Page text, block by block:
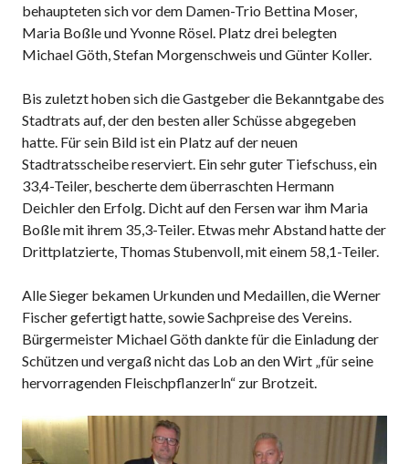
behaupteten sich vor dem Damen-Trio Bettina Moser,
Maria Boßle und Yvonne Rösel. Platz drei belegten
Michael Göth, Stefan Morgenschweis und Günter Koller.
Bis zuletzt hoben sich die Gastgeber die Bekanntgabe des
Stadtrats auf, der den besten aller Schüsse abgegeben
hatte. Für sein Bild ist ein Platz auf der neuen
Stadtratsscheibe reserviert. Ein sehr guter Tiefschuss, ein
33,4-Teiler, bescherte dem überraschten Hermann
Deichler den Erfolg. Dicht auf den Fersen war ihm Maria
Boßle mit ihrem 35,3-Teiler. Etwas mehr Abstand hatte der
Drittplatzierte, Thomas Stubenvoll, mit einem 58,1-Teiler.
Alle Sieger bekamen Urkunden und Medaillen, die Werner
Fischer gefertigt hatte, sowie Sachpreise des Vereins.
Bürgermeister Michael Göth dankte für die Einladung der
Schützen und vergaß nicht das Lob an den Wirt „für seine
hervorragenden Fleischpflanzerln“ zur Brotzeit.